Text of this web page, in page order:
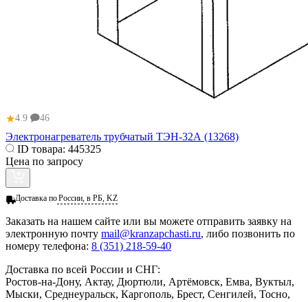
★4.9 46
Электронагреватель трубчатый ТЭН-32А (13268)
ID товара: 445325
Цена по запросу
Доставка поРоссии, в РБ, KZ
Заказать на нашем сайте или вы можете отправить заявку на
электронную почту mail@kranzapchasti.ru, либо позвонить по
номеру телефона: 8 (351) 218-59-40
Доставка по всей России и СНГ:
Ростов-на-Дону, Актау, Дюртюли, Артёмовск, Емва, Вуктыл,
Мыски, Среднеуральск, Каргополь, Брест, Сенгилей, Тосно,